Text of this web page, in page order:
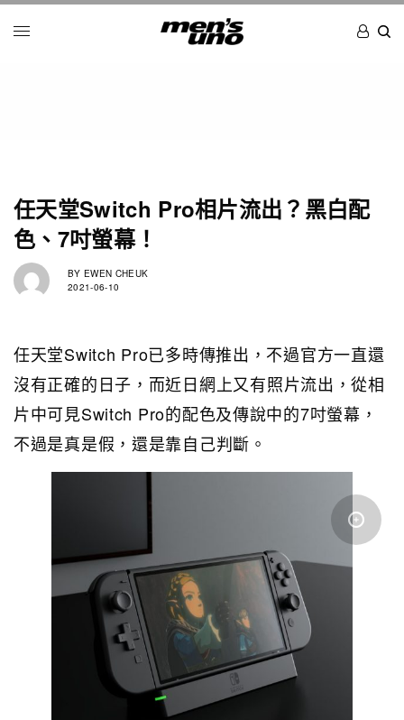
任天堂Switch Pro相片流出？黑白配
色、7吋螢幕！
BY EWEN CHEUK
2021-06-10
任天堂Switch Pro已多時傳推出，不過官方一直還
沒有正確的日子，而近日網上又有照片流出，從相
片中可見Switch Pro的配色及傳說中的7吋螢幕，
不過是真是假，還是靠自己判斷。